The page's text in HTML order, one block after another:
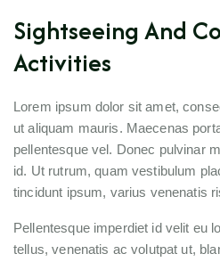
Sightseeing And
Activities
Lorem ipsum dolor sit amet,
ut aliquam mauris. Maecenas
pellentesque vel. Donec pulvinar
id. Ut rutrum, quam vestibulum
tincidunt ipsum, varius venenatis
Pellentesque imperdiet id velit eu
tellus, venenatis ac volutpat ut,